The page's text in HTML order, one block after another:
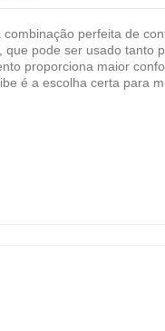
Fechar
A2K Calcados e
CNPJ
13.010.262/
perfeita de
pode ser usado
proporciona maior
é a escolha certa para